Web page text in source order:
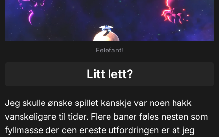
Felefant!
Litt lett?
Jeg skulle ønske spillet kanskje var noen hakk
vanskeligere til tider. Flere baner føles nesten som
fyllmasse der den eneste utfordringen er at jeg